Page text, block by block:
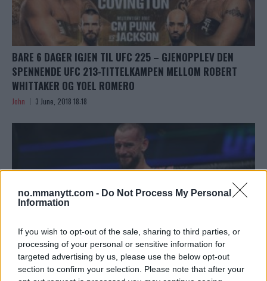
no.mmanytt.com - Do Not Process My Personal
Information
If you wish to opt-out of the sale, sharing to third parties, or
processing of your personal or sensitive information for
targeted advertising by us, please use the below opt-out
section to confirm your selection. Please note that after your
BARE 6 DAGER IGJEN TIL UFC 225 – GJENOPPLEV DEN
SPENNENDE UFC 213-TITTELKAMPEN MELLOM ROBERT
WHITTAKER OG YOEL ROMERO
John 3 June, 2018 18:18